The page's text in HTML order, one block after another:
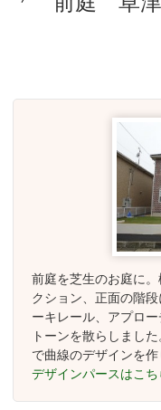
前庭を芝生のお庭に
クション、正面の階
ーキレール、アプロ
トーンを散らしまし
で曲線のデザインを作
デザインパースはこち